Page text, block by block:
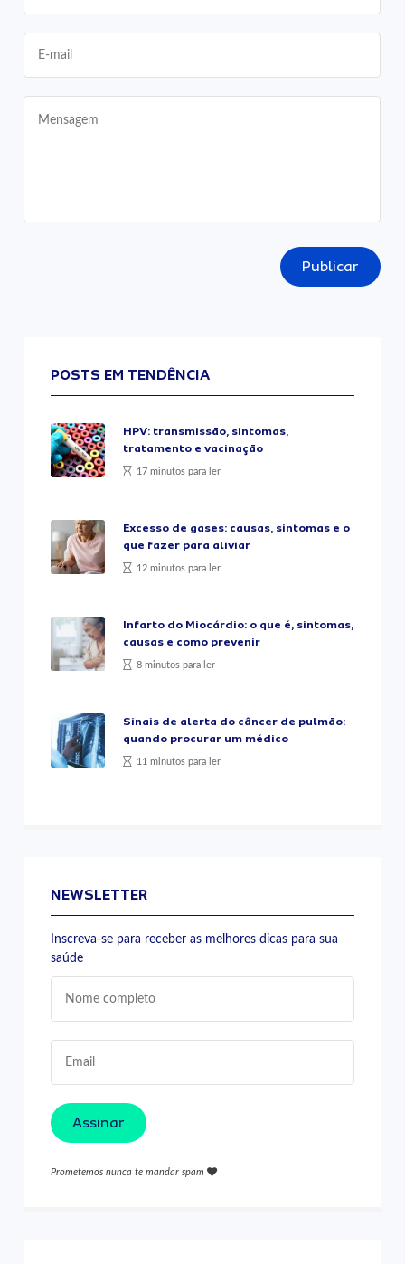
Publicar
POSTS EM TENDÊNCIA
HPV: transmissão, sintomas,
tratamento e vacinação
17 minutos para ler
Excesso de gases: causas, sintomas e o
que fazer para aliviar
12 minutos para ler
Infarto do Miocárdio: o que é, sintomas,
causas e como prevenir
8 minutos para ler
Sinais de alerta do câncer de pulmão:
quando procurar um médico
11 minutos para ler
NEWSLETTER
Inscreva-se para receber as melhores dicas para sua
saúde
Assinar
Prometemos nunca te mandar spam